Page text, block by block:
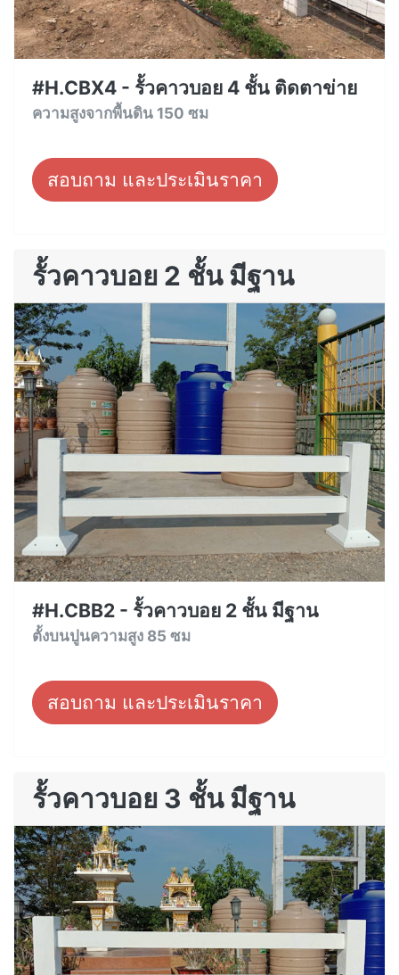
#H.CBX4 - รั้วคาวบอย 4 ชั้น ติดตาข่าย
ความสูงจากพื้นดิน 150 ซม
สอบถาม และประเมินราคา
รั้วคาวบอย 2 ชั้น มีฐาน
#H.CBB2 - รั้วคาวบอย 2 ชั้น มีฐาน
ตั้งบนปูนความสูง 85 ซม
สอบถาม และประเมินราคา
รั้วคาวบอย 3 ชั้น มีฐาน